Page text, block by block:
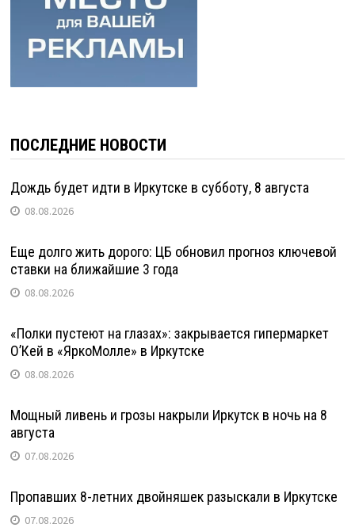
ПОСЛЕДНИЕ НОВОСТИ
Дождь будет идти в Иркутске в субботу, 8 августа
08.08.2026
Еще долго жить дорого: ЦБ обновил прогноз ключевой
ставки на ближайшие 3 года
08.08.2026
«Полки пустеют на глазах»: закрывается гипермаркет
О’Кей в «ЯркоМолле» в Иркутске
08.08.2026
Мощный ливень и грозы накрыли Иркутск в ночь на 8
августа
07.08.2026
Пропавших 8-летних двойняшек разыскали в Иркутске
07.08.2026